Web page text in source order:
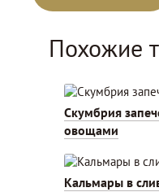
Похожие
Скумбрия
овощами
Кальмары в